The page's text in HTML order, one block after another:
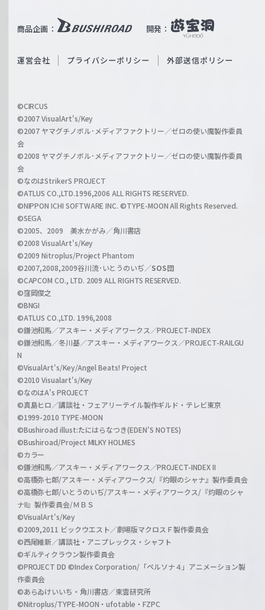
ß
c
a
r
z
商品企画： 開発：
b
O
i
l
h
a
n
l
運営会社 プライバシーポリシー 外部送信ポリシー
©CIRCUS
©2007 VisualArt's/Key
©2007 ヤマグチノボル･メディアファクトリー／ゼロの使い魔製作委員
会
©2008 ヤマグチノボル･メディアファクトリー／ゼロの使い魔製作委員
会
©なのはStrikerS PROJECT
©ATLUS CO.,LTD.1996,2006 ALL RIGHTS RESERVED.
©NIPPON ICHI SOFTWARE INC. ©TYPE-MOON All Rights Reserved.
©SEGA
©2005、2009 美水かがみ／角川書店
©2008 VisualArt's/Key
©2009 Nitroplus/Project Phantom
©2007,2008,2009谷川流･いとうのいぢ／SOS団
©CAPCOM CO., LTD. 2009 ALL RIGHTS RESERVED.
©窪岡俊之
©BNGI
©ATLUS CO.,LTD. 1996,2008
©鎌池和馬／アスキー・メディアワークス／PROJECT-INDEX
©鎌池和馬／冬川基／アスキー・メディアワークス／PROJECT-RAILGU
N
©VisualArt's/Key/Angel Beats! Project
©2010 Visualart's/Key
©なのはA's PROJECT
©真島ヒロ／講談社・フェアリーテイル製作ギルド・テレビ東京
©1999-2010 TYPE-MOON
©Bushiroad illust:たにはらなつき(EDEN'S NOTES)
©Bushiroad/Project MILKY HOLMES
©カラー
©鎌池和馬／アスキー・メディアワークス／PROJECT-INDEX II
©高橋弥七郎/アスキー・メディアワークス/『灼眼のシャナ』製作委員会
©高橋弥七郎/いとうのいぢ/アスキー・メディアワークス/『灼眼のシャ
ナII』製作委員会/ＭＢＳ
©VisualArt's/Key
©2009,2011 ビックウエスト／劇場版マクロスＦ製作委員会
©西尾維新／講談社・アニプレックス・シャフト
©ギルティクラウン製作委員会
©PROJECT DD ©Index Corporation/「ペルソナ４」アニメーション製
作委員会
©あらゐけいいち・角川書店／東雲研究所
©Nitroplus/TYPE-MOON・ufotable・FZPC